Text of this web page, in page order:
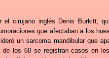
cirujano inglés Denis Burkitt,
que afectaban a los
un sarcoma mandibular que
los 60 se registran casos en